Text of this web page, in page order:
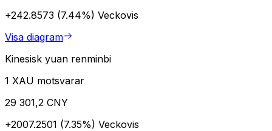
+242.8573 (7.44%) Veckovis
Visa diagram
Kinesisk yuan renminbi
1 XAU motsvarar
29 301,2 CNY
+2007.2501 (7.35%) Veckovis